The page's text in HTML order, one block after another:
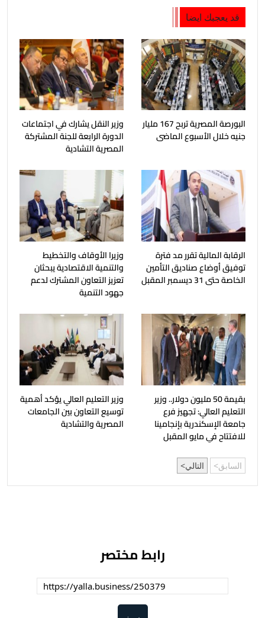
قد يعجبك ايضا
البورصة المصرية تربح 167 مليار
جنيه خلال الأسبوع الماضى
وزير النقل يشارك في اجتماعات
الدورة الرابعة للجنة المشتركة
المصرية التشادية
الرقابة المالية تقرر مد فترة
توفيق أوضاع صناديق التأمين
الخاصة حتى 31 ديسمبر المقبل
وزيرا الأوقاف والتخطيط
والتنمية الاقتصادية يبحثان
تعزيز التعاون المشترك لدعم
جهود التنمية
بقيمة 50 مليون دولار.. وزير
التعليم العالي: تجهيز فرع
جامعة الإسكندرية بإنجامينا
للافتتاح في مايو المقبل
وزير التعليم العالي يؤكد أهمية
توسيع التعاون بين الجامعات
المصرية والتشادية
السابق التالي
رابط مختصر